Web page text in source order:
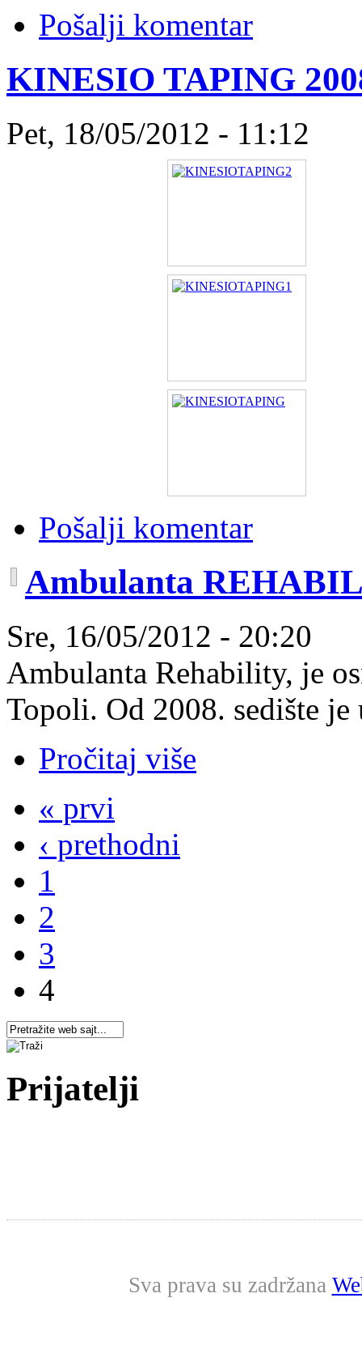
Pošalji komentar
KINESIO TAPING
Pet, 18/05/2012 - 11:12
Pošalji komentar
Ambulanta
Sre, 16/05/2012 - 20:20
Ambulanta Rehability, je
Topoli. Od 2008. sedište
Pročitaj više
« prvi
‹ prethodni
1
2
3
4
Prijatelji
Sva prava su zadržana